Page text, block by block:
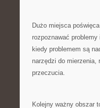
Dużo miejsca
rozpoznawać
kiedy problemem są
narzędzi do mierzenia,
przeczucia.
Kolejny ważny obszar